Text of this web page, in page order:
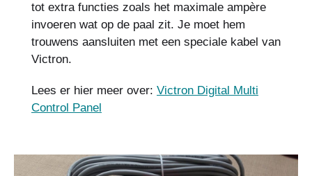
tot extra functies zoals het maximale ampère
invoeren wat op de paal zit. Je moet hem
trouwens aansluiten met een speciale kabel van
Victron.
Lees er hier meer over: Victron Digital Multi
Control Panel